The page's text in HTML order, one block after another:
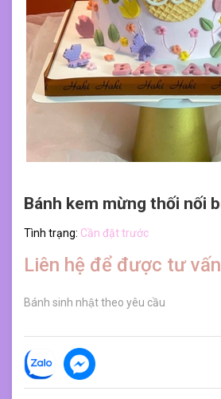
Bánh kem mừng thối nối
Tình trạng: Cần đặt trước
Liên hệ để được tư vấn
Bánh sinh nhật theo yêu cầu